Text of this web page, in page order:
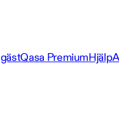
Qasa PremiumHjälp